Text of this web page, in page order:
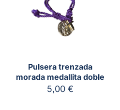
Pulsera trenzada
morada medallita doble
5,00€